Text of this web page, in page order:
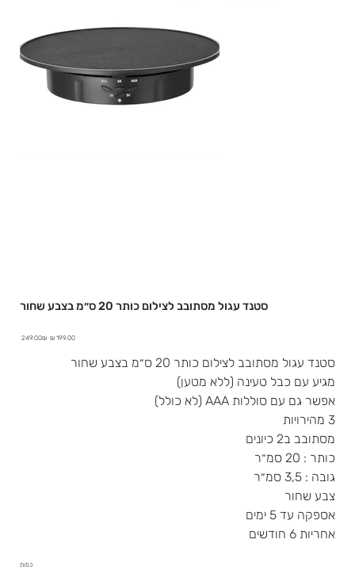
סטנד עגול מסתובב לצילום כותר 20 ס״מ בצבע שחור
מחיר
‏249.00 ‏₪ מחיר
‏199.00 ‏₪
סטנד עגול מסתובב לצילום כותר 20 ס״מ בצבע שחור
מגיע עם כבל טעינה (ללא מטען)
אפשר גם עם סוללות AAA (לא כולל)
3 מהירויות
מסתובב ב2 כיונים
כותר : 20 סמ״ר
גובה : 3,5 סמ״ר
צבע שחור
אספקה עד 5 ימים
אחריות 6 חודשים
כמות